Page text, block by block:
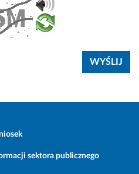
sektora publicznego